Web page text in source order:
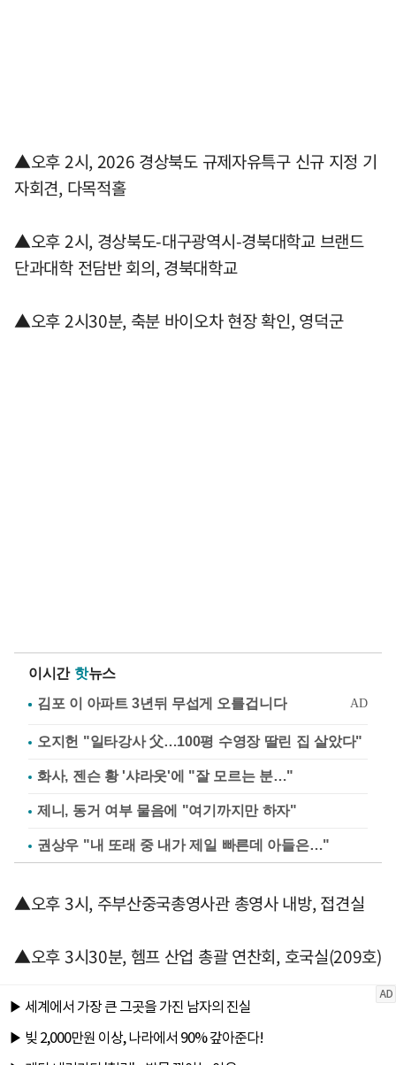
▲오후 2시, 2026 경상북도 규제자유특구 신규 지정 기
자회견, 다목적홀
▲오후 2시, 경상북도-대구광역시-경북대학교 브랜드
단과대학 전담반 회의, 경북대학교
▲오후 2시30분, 축분 바이오차 현장 확인, 영덕군
이시간 핫뉴스
오지헌 "일타강사 父…100평 수영장 딸린 집 살았다"
화사, 젠슨 황 '샤라웃'에 "잘 모르는 분…"
제니, 동거 여부 물음에 "여기까지만 하자"
권상우 "내 또래 중 내가 제일 빠른데 아들은…"
▲오후 3시, 주부산중국총영사관 총영사 내방, 접견실
▲오후 3시30분, 헴프 산업 총괄 연찬회, 호국실(209호)